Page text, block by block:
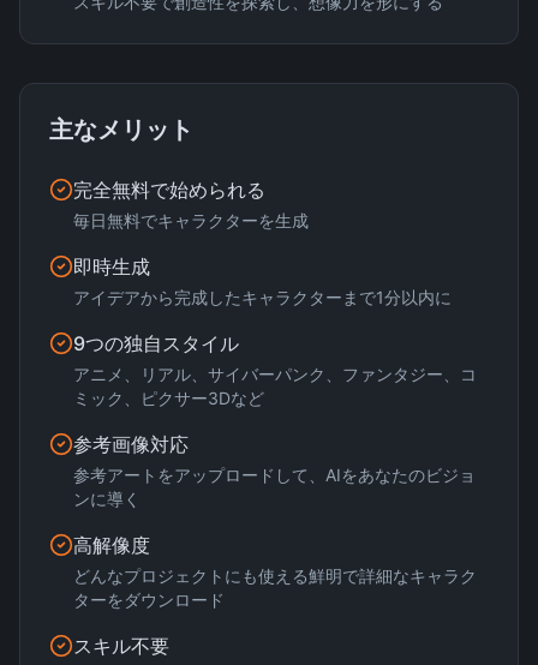
主なメリット
完全無料で始められる
毎日無料でキャラクターを生成
即時生成
アイデアから完成したキャラクターまで1分以内に
9つの独自スタイル
アニメ、リアル、サイバーパンク、ファンタジー、コ
ミック、ピクサー3Dなど
参考画像対応
参考アートをアップロードして、AIをあなたのビジョ
ンに導く
高解像度
どんなプロジェクトにも使える鮮明で詳細なキャラク
ターをダウンロード
スキル不要